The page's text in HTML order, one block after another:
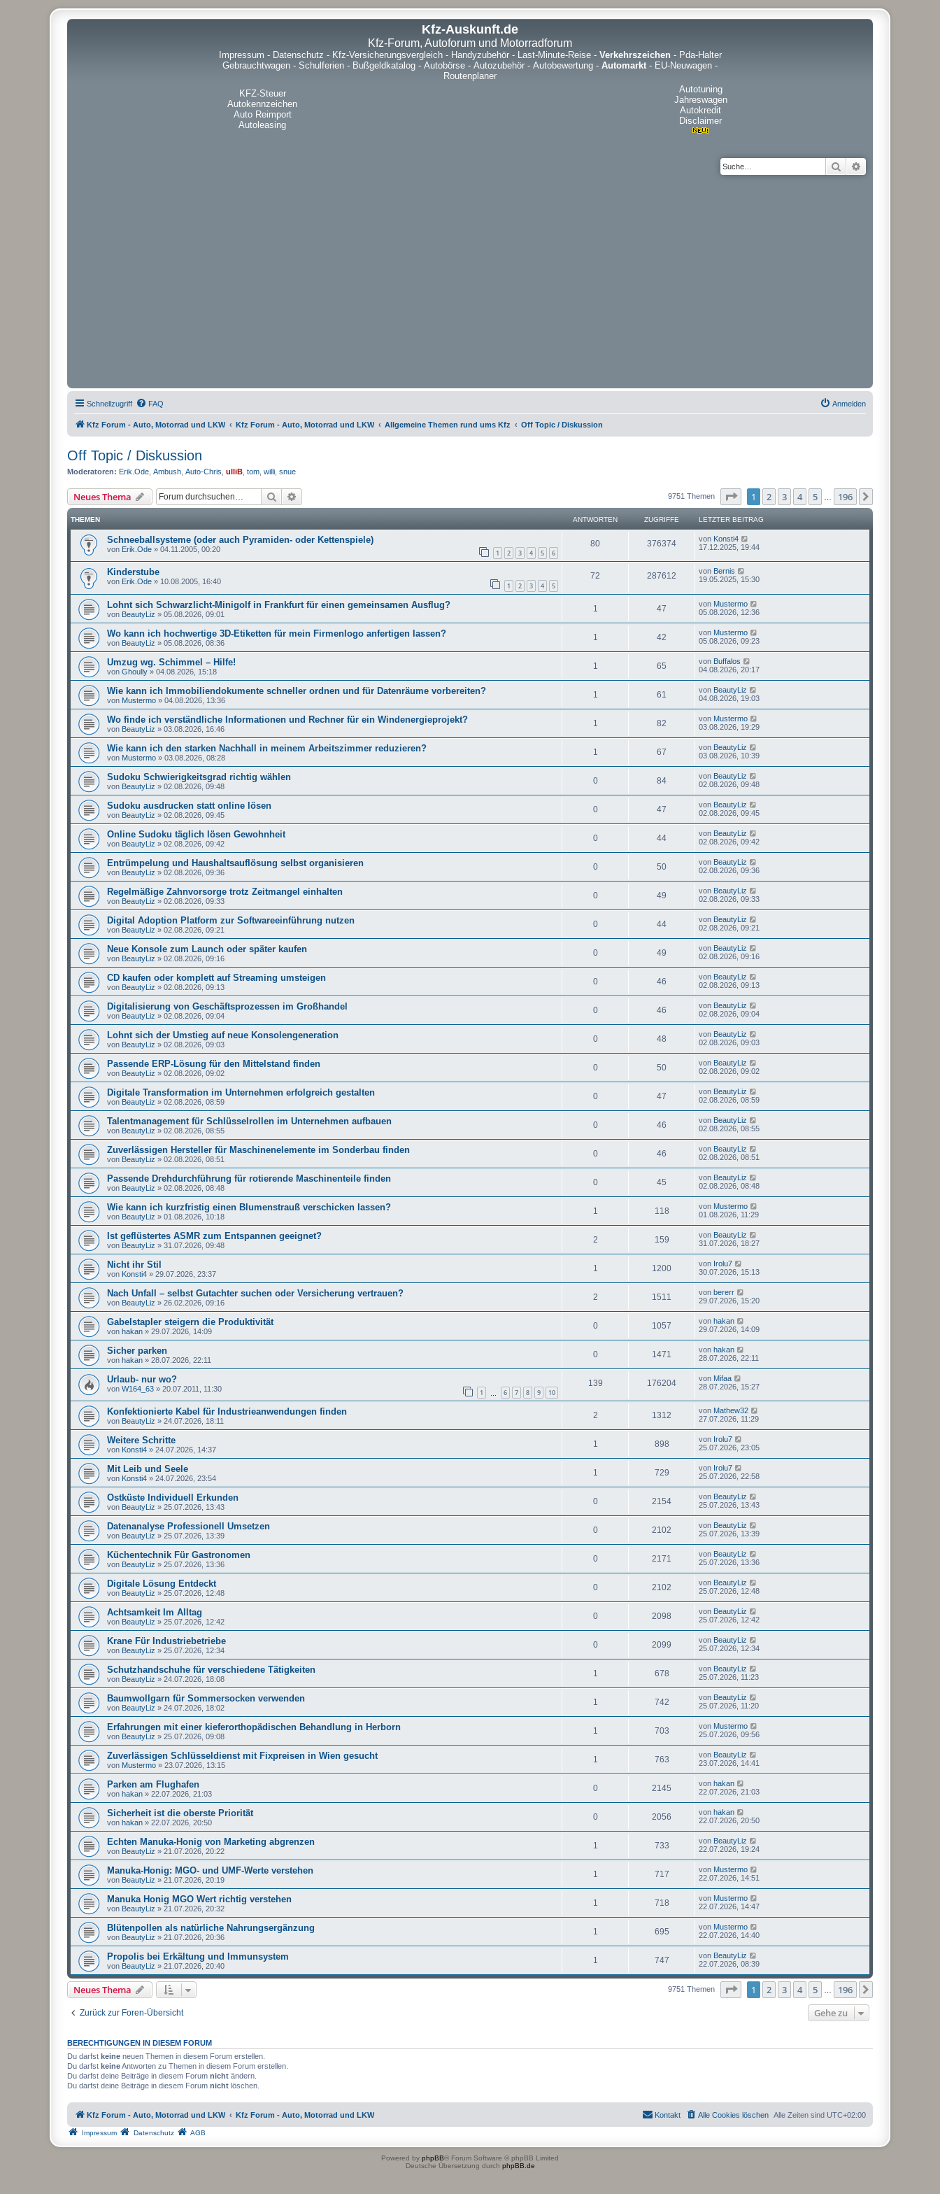
Kfz-Auskunft.de
Kfz-Forum, Autoforum und Motorradforum
Impressum - Datenschutz - Kfz-Versicherungsvergleich- Handyzubehör- Last-Minute-Reise- Verkehrszeichen- Pda-Halter
Gebrauchtwagen - Schulferien - Bußgeldkatalog - Autobörse - Autozubehör - Autobewertung - Automarkt - EU-Neuwagen -
Routenplaner
KFZ-Steuer
Autokennzeichen
Auto Reimport
Autoleasing
Autotuning
Jahreswagen
Autokredit
Disclaimer
Suche
Schnellzugriff FAQ Anmelden
Kfz Forum - Auto, Motorrad und LKW Kfz Forum - Auto, Motorrad und LKW Allgemeine Themen rund ums Kfz Off Topic / Diskussion
Off Topic / Diskussion
Moderatoren: Erik.Ode Ambush Auto-Chris ulliB tom willi snue
Neues Thema Suche 9751 Themen Seite von196
1 2 3 4 5 196
THEMEN ANTWORTEN ZUGRIFFE LETZTER BEITRAG
Schneeballsysteme (oder auch Pyramiden- oder Kettenspiele)
von Erik.Ode » 04.11.2005, 00:20 1 2 3 4 5 6
80 376374 von Konsti4
17.12.2025, 19:44
Kinderstube
von Erik.Ode » 10.08.2005, 16:40 1 2 3 4 5
72 287612 von Bernis
19.05.2025, 15:30
Lohnt sich Schwarzlicht-Minigolf in Frankfurt für einen gemeinsamen Ausflug?
von BeautyLiz » 05.08.2026, 09:01
1 47 von Mustermo
05.08.2026, 12:36
Wo kann ich hochwertige 3D-Etiketten für mein Firmenlogo anfertigen lassen?
von BeautyLiz » 05.08.2026, 08:36
1 42 von Mustermo
05.08.2026, 09:23
Umzug wg. Schimmel – Hilfe!
von Ghoully » 04.08.2026, 15:18
1 65 von Buffalos
04.08.2026, 20:17
Wie kann ich Immobiliendokumente schneller ordnen und für Datenräume vorbereiten?
von Mustermo » 04.08.2026, 13:36
1 61 von BeautyLiz
04.08.2026, 19:03
Wo finde ich verständliche Informationen und Rechner für ein Windenergieprojekt?
von BeautyLiz » 03.08.2026, 16:46
1 82 von Mustermo
03.08.2026, 19:29
Wie kann ich den starken Nachhall in meinem Arbeitszimmer reduzieren?
von Mustermo » 03.08.2026, 08:28
1 67 von BeautyLiz
03.08.2026, 10:39
Sudoku Schwierigkeitsgrad richtig wählen
von BeautyLiz » 02.08.2026, 09:48
0 84 von BeautyLiz
02.08.2026, 09:48
Sudoku ausdrucken statt online lösen
von BeautyLiz » 02.08.2026, 09:45
0 47 von BeautyLiz
02.08.2026, 09:45
Online Sudoku täglich lösen Gewohnheit
von BeautyLiz » 02.08.2026, 09:42
0 44 von BeautyLiz
02.08.2026, 09:42
Entrümpelung und Haushaltsauflösung selbst organisieren
von BeautyLiz » 02.08.2026, 09:36
0 50 von BeautyLiz
02.08.2026, 09:36
Regelmäßige Zahnvorsorge trotz Zeitmangel einhalten
von BeautyLiz » 02.08.2026, 09:33
0 49 von BeautyLiz
02.08.2026, 09:33
Digital Adoption Platform zur Softwareeinführung nutzen
von BeautyLiz » 02.08.2026, 09:21
0 44 von BeautyLiz
02.08.2026, 09:21
Neue Konsole zum Launch oder später kaufen
von BeautyLiz » 02.08.2026, 09:16
0 49 von BeautyLiz
02.08.2026, 09:16
CD kaufen oder komplett auf Streaming umsteigen
von BeautyLiz » 02.08.2026, 09:13
0 46 von BeautyLiz
02.08.2026, 09:13
Digitalisierung von Geschäftsprozessen im Großhandel
von BeautyLiz » 02.08.2026, 09:04
0 46 von BeautyLiz
02.08.2026, 09:04
Lohnt sich der Umstieg auf neue Konsolengeneration
von BeautyLiz » 02.08.2026, 09:03
0 48 von BeautyLiz
02.08.2026, 09:03
Passende ERP-Lösung für den Mittelstand finden
von BeautyLiz » 02.08.2026, 09:02
0 50 von BeautyLiz
02.08.2026, 09:02
Digitale Transformation im Unternehmen erfolgreich gestalten
von BeautyLiz » 02.08.2026, 08:59
0 47 von BeautyLiz
02.08.2026, 08:59
Talentmanagement für Schlüsselrollen im Unternehmen aufbauen
von BeautyLiz » 02.08.2026, 08:55
0 46 von BeautyLiz
02.08.2026, 08:55
Zuverlässigen Hersteller für Maschinenelemente im Sonderbau finden
von BeautyLiz » 02.08.2026, 08:51
0 46 von BeautyLiz
02.08.2026, 08:51
Passende Drehdurchführung für rotierende Maschinenteile finden
von BeautyLiz » 02.08.2026, 08:48
0 45 von BeautyLiz
02.08.2026, 08:48
Wie kann ich kurzfristig einen Blumenstrauß verschicken lassen?
von BeautyLiz » 01.08.2026, 10:18
1 118 von Mustermo
01.08.2026, 11:29
Ist geflüstertes ASMR zum Entspannen geeignet?
von BeautyLiz » 31.07.2026, 09:48
2 159 von BeautyLiz
31.07.2026, 18:27
Nicht ihr Stil
von Konsti4 » 29.07.2026, 23:37
1 1200 von Irolu7
30.07.2026, 15:13
Nach Unfall – selbst Gutachter suchen oder Versicherung vertrauen?
von BeautyLiz » 26.02.2026, 09:16
2 1511 von bererr
29.07.2026, 15:20
Gabelstapler steigern die Produktivität
von hakan » 29.07.2026, 14:09
0 1057 von hakan
29.07.2026, 14:09
Sicher parken
von hakan » 28.07.2026, 22:11
0 1471 von hakan
28.07.2026, 22:11
Urlaub- nur wo?
von W164_63 » 20.07.2011, 11:30 1 6 7 8 9 10
139 176204 von Mifaa
28.07.2026, 15:27
Konfektionierte Kabel für Industrieanwendungen finden
von BeautyLiz » 24.07.2026, 18:11
2 1312 von Mathew32
27.07.2026, 11:29
Weitere Schritte
von Konsti4 » 24.07.2026, 14:37
1 898 von Irolu7
25.07.2026, 23:05
Mit Leib und Seele
von Konsti4 » 24.07.2026, 23:54
1 729 von Irolu7
25.07.2026, 22:58
Ostküste Individuell Erkunden
von BeautyLiz » 25.07.2026, 13:43
0 2154 von BeautyLiz
25.07.2026, 13:43
Datenanalyse Professionell Umsetzen
von BeautyLiz » 25.07.2026, 13:39
0 2102 von BeautyLiz
25.07.2026, 13:39
Küchentechnik Für Gastronomen
von BeautyLiz » 25.07.2026, 13:36
0 2171 von BeautyLiz
25.07.2026, 13:36
Digitale Lösung Entdeckt
von BeautyLiz » 25.07.2026, 12:48
0 2102 von BeautyLiz
25.07.2026, 12:48
Achtsamkeit Im Alltag
von BeautyLiz » 25.07.2026, 12:42
0 2098 von BeautyLiz
25.07.2026, 12:42
Krane Für Industriebetriebe
von BeautyLiz » 25.07.2026, 12:34
0 2099 von BeautyLiz
25.07.2026, 12:34
Schutzhandschuhe für verschiedene Tätigkeiten
von BeautyLiz » 24.07.2026, 18:08
1 678 von BeautyLiz
25.07.2026, 11:23
Baumwollgarn für Sommersocken verwenden
von BeautyLiz » 24.07.2026, 18:02
1 742 von BeautyLiz
25.07.2026, 11:20
Erfahrungen mit einer kieferorthopädischen Behandlung in Herborn
von BeautyLiz » 25.07.2026, 09:08
1 703 von Mustermo
25.07.2026, 09:56
Zuverlässigen Schlüsseldienst mit Fixpreisen in Wien gesucht
von Mustermo » 23.07.2026, 13:15
1 763 von BeautyLiz
23.07.2026, 14:41
Parken am Flughafen
von hakan » 22.07.2026, 21:03
0 2145 von hakan
22.07.2026, 21:03
Sicherheit ist die oberste Priorität
von hakan » 22.07.2026, 20:50
0 2056 von hakan
22.07.2026, 20:50
Echten Manuka-Honig von Marketing abgrenzen
von BeautyLiz » 21.07.2026, 20:22
1 733 von BeautyLiz
22.07.2026, 19:24
Manuka-Honig: MGO- und UMF-Werte verstehen
von BeautyLiz » 21.07.2026, 20:19
1 717 von Mustermo
22.07.2026, 14:51
Manuka Honig MGO Wert richtig verstehen
von BeautyLiz » 21.07.2026, 20:32
1 718 von Mustermo
22.07.2026, 14:47
Blütenpollen als natürliche Nahrungsergänzung
von BeautyLiz » 21.07.2026, 20:36
1 695 von Mustermo
22.07.2026, 14:40
Propolis bei Erkältung und Immunsystem
von BeautyLiz » 21.07.2026, 20:40
1 747 von BeautyLiz
22.07.2026, 08:39
Neues Thema 9751 Themen Seite von196
1 2 3 4 5 … 196
Zurück zur Foren-Übersicht Gehe zu
BERECHTIGUNGEN IN DIESEM FORUM
Du darfst keine neuen Themen in diesem Forum erstellen.
Du darfst keineAntworten zu Themen in diesem Forum erstellen.
Du darfst deine Beiträge in diesem Forum nicht ändern.
Du darfst deine Beiträge in diesem Forum nicht löschen.
Kfz Forum - Auto, Motorrad und LKW Kfz Forum - Auto, Motorrad und LKW Alle Zeiten sind UTC+02:00
Alle Cookies löschen
Kontakt
Impressum Datenschutz AGB
Powered by phpBB® Forum Software © phpBB Limited
Deutsche Übersetzung durch phpBB.de